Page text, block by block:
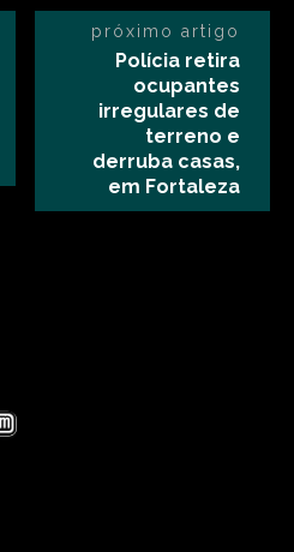
próximo artigo
Polícia retira
ocupantes
irregulares de
terreno e
derruba casas,
em Fortaleza